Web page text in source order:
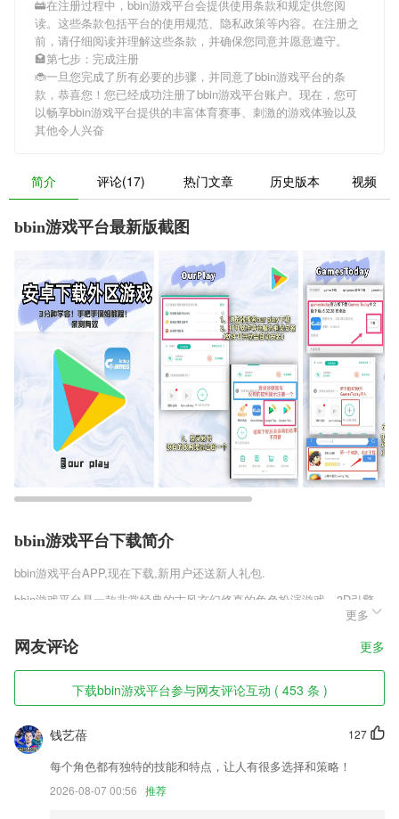
🚋在注册过程中， bbin游戏平台会提供使用条款和规定供您阅
读。这些条款包括平台的使用规范、隐私政策等内容。在注册之
前，请仔细阅读并理解这些条款，并确保您同意并愿意遵守。
🏩第七步：完成注册
🐞一旦您完成了所有必要的步骤，并同意了bbin游戏平台的条
款，恭喜您！您已经成功注册了bbin游戏平台账户。现在，您可
以畅享bbin游戏平台提供的丰富体育赛事、刺激的游戏体验以及
其他令人兴奋
简介 评论(17) 热门文章 历史版本 视频
bbin游戏平台最新版截图
bbin游戏平台下载简介
bbin游戏平台APP,现在下载,新用户还送新人礼包.
bbin游戏平台是一款非常经典的古风玄幻修真的角色扮演游戏，3D引擎
打造，为你提供一个梦幻般的仙侠世界，丰富的剧情和副本等你来探索,
每一个玩家都可以在这里感受自己的另一种人生，这里是灵魂的交汇处，
没有任何的浮夸外在，一切都靠玩家的技能，更是提供多种玩法模式，玩
家既可以自由体验挑战，还可以自定义战斗，感兴趣的朋友可以来趣趣手
游网下载游戏哦。
1,专业老师，重重筛选
2,深度清理: 强大的文件扫描清理引擎，彻底清理藏在深处的垃圾文件，
让社交软件彻底瘦身
更多
网友评论 更多
下载bbin游戏平台参与网友评论互动 ( 453 条 )
127
钱艺蓓
每个角色都有独特的技能和特点，让人有很多选择和策略！
2026-08-07 00:56 推荐